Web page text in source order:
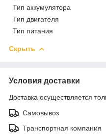
Тип аккумулятора
Тип двигателя
Тип питания
Скрыть
Условия доставки
Доставка осуществляется
Самовывоз
Транспортная компания